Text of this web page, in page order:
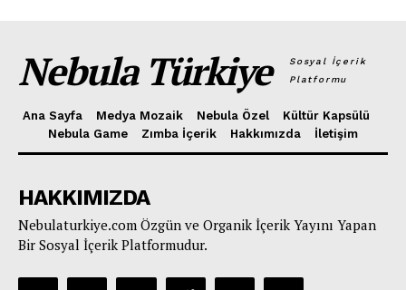
Nebula Türkiye
Sosyal İçerik
Platformu
Ana Sayfa Medya Mozaik Nebula Özel
Kültür Kapsülü
Nebula Game
Zımba İçerik Hakkımızda İletişim
HAKKIMIZDA
Nebulaturkiye.com Özgün ve Organik İçerik Yayını Yapan
Bir Sosyal İçerik Platformudur.